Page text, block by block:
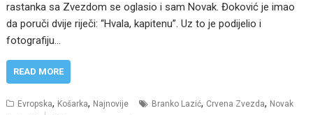
rastanka sa Zvezdom se oglasio i sam Novak. Đoković je imao
da poruči dvije riječi: “Hvala, kapitenu”. Uz to je podijelio i
fotografiju…
READ MORE
Evropska, Košarka, Najnovije Branko Lazić, Crvena Zvezda, Novak